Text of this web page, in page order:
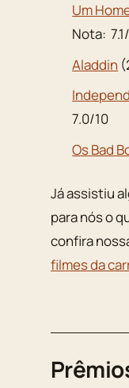
Um
Nota:
Aladdin
7.0/10
Os Bad
Já assistiu
para nós o
confira
filmes da